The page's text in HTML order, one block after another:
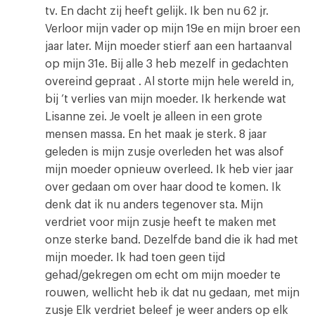
tv. En dacht zij heeft gelijk. Ik ben nu 62 jr.
Verloor mijn vader op mijn 19e en mijn broer een
jaar later. Mijn moeder stierf aan een hartaanval
op mijn 31e. Bij alle 3 heb mezelf in gedachten
overeind gepraat . Al storte mijn hele wereld in,
bij ’t verlies van mijn moeder. Ik herkende wat
Lisanne zei. Je voelt je alleen in een grote
mensen massa. En het maak je sterk. 8 jaar
geleden is mijn zusje overleden het was alsof
mijn moeder opnieuw overleed. Ik heb vier jaar
over gedaan om over haar dood te komen. Ik
denk dat ik nu anders tegenover sta. Mijn
verdriet voor mijn zusje heeft te maken met
onze sterke band. Dezelfde band die ik had met
mijn moeder. Ik had toen geen tijd
gehad/gekregen om echt om mijn moeder te
rouwen, wellicht heb ik dat nu gedaan, met mijn
zusje Elk verdriet beleef je weer anders op elk